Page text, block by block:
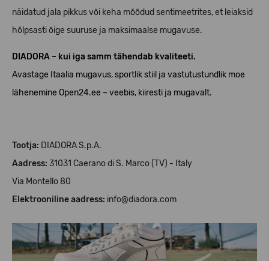
näidatud jala pikkus või keha mõõdud sentimeetrites, et leiaksid
hõlpsasti õige suuruse ja maksimaalse mugavuse.
DIADORA – kui iga samm tähendab kvaliteeti.
Avastage Itaalia mugavus, sportlik stiil ja vastutustundlik moe
lähenemine Open24.ee – veebis, kiiresti ja mugavalt.
Tootja: DIADORA S.p.A.
Aadress: 31031 Caerano di S. Marco (TV) - Italy
Via Montello 80
Elektrooniline aadress: info@diadora.com